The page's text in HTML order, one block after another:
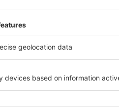
un motor de căutare.
in și check-out. După ce
căutare va afișa
Filtrarea rezultatelor în
stele, evaluările
de anulare gratuită
veți putea găsi cazare în
de nevoile
sau un pachet